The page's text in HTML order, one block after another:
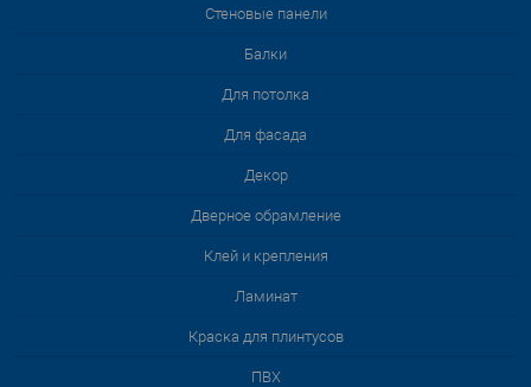
Стеновые панели
Балки
Для потолка
Для фасада
Декор
Дверное обрамление
Клей и крепления
Ламинат
Краска для плинтусов
ПВХ